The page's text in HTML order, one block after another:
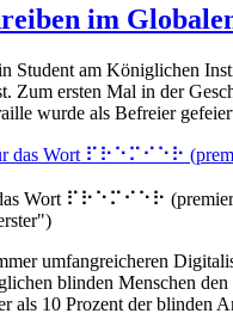
im
Student am Königlichen
Zum ersten Mal in der
wurde als Befreier
Wort ⠏⠗⠑⠍⠊⠑⠗
umfangreicheren
blinden Menschen
als 10 Prozent der blinden